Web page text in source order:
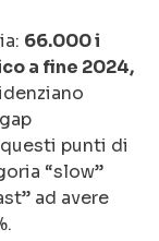
66.000 i
a fine 2024,
punti di
“slow”
ad avere